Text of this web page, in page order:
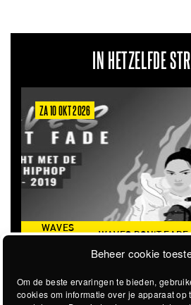
Beheer cookie
Om de beste ervaringen te bieden,
cookies om informatie over je apparaat op
IN HETZELFDE
ZA 6 MRT 2027